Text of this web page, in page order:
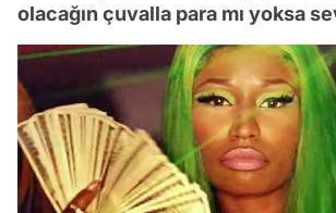
olacağın çuvalla para mı yoksa